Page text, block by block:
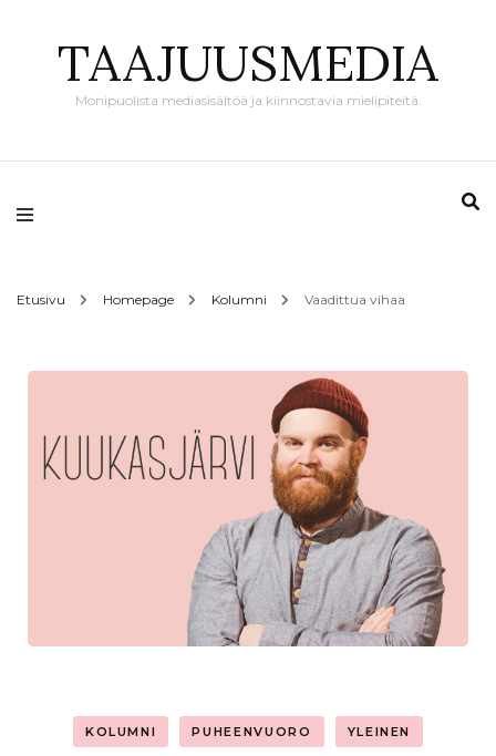
TAAJUUSMEDIA
Monipuolista mediasisältöä ja kiinnostavia mielipiteitä.
Etusivu Homepage Kolumni Vaadittua vihaa
KOLUMNI PUHEENVUORO YLEINEN